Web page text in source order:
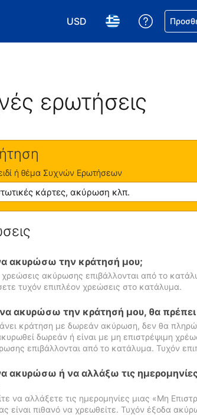
USD
Επιλέξτε το νόμισμά σας.
Επιλέξτε τη
Βοήθεια
ερωτήσεις
ή θέμα Συχνών Ερωτήσεων
ακυρώσω την κράτησή μου;
ακύρωσης επιβάλλονται από το
τυχόν επιπλέον χρεώσεις στο κατάλυμα.
ακυρώσω την κράτησή μου, θα
κράτηση με δωρεάν ακύρωση, δεν θα
δωρεάν ή είναι με μη επιστρέψιμη
επιβάλλονται από το κατάλυμα. Τυχόν
ακυρώσω ή να αλλάξω τις
να αλλάξετε τις ημερομηνίες μιας «Μη
είναι πιθανό να χρεωθείτε. Τυχόν έξοδα